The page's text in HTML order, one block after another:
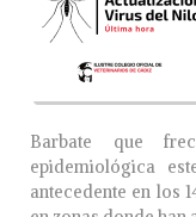
Barbate que
epidemiológica
antecedente en los